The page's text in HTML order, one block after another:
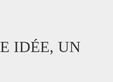
IDÉE, UN